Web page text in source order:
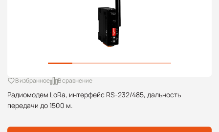
Радиомодем LoRa, интерфейс RS-232/485, дальность
передачи до 1500 м.
В избранное В сравнение